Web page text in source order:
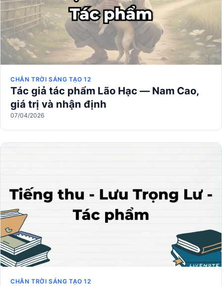
CHÂN TRỜI SÁNG TẠO 12
Tác giả tác phẩm Lão Hạc — Nam Cao,
giá trị và nhận định
07/04/2026
CHÂN TRỜI SÁNG TẠO 12